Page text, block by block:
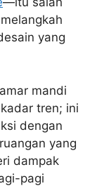
yang
mandi
tren; ini
dengan
yang
dampak
pagi